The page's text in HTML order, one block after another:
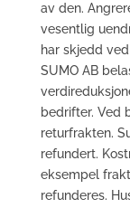
av den.
vesentlig
har skjedd
SUMO AB
bedrifter. Ved
returfrakten.
refundert.
eksempel
refunderes.